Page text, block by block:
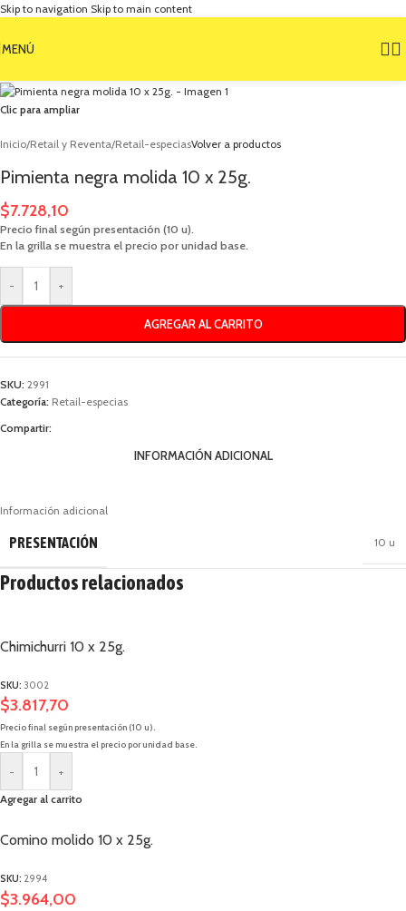
Skip to navigation Skip to main content
MENÚ
Clic para ampliar
Inicio/Retail y Reventa/Retail-especiasVolver a productos
Pimienta negra molida 10 x 25g.
$7.728,10
Precio final según presentación (10 u).
En la grilla se muestra el precio por unidad base.
- +
AGREGAR AL CARRITO
SKU: 2991
Categoría: Retail-especias
Compartir:
INFORMACIÓN ADICIONAL
Información adicional
PRESENTACIÓN 10 u
Productos relacionados
Chimichurri 10 x 25g.
SKU: 3002
$3.817,70
Precio final según presentación (10 u).
En la grilla se muestra el precio por unidad base.
- +
Agregar al carrito
Comino molido 10 x 25g.
SKU: 2994
$3.964,00